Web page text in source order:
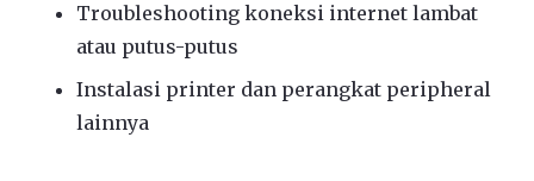
Troubleshooting koneksi internet lambat
atau putus-putus
Instalasi printer dan perangkat peripheral
lainnya